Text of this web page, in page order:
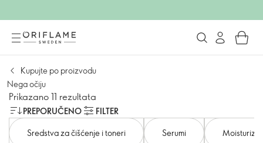
Kupujte po proizvodu
Nega očiju
Prikazano 11 rezultata
PREPORUČENO
FILTER
Sredstva za čišćenje i toneri
Serumi